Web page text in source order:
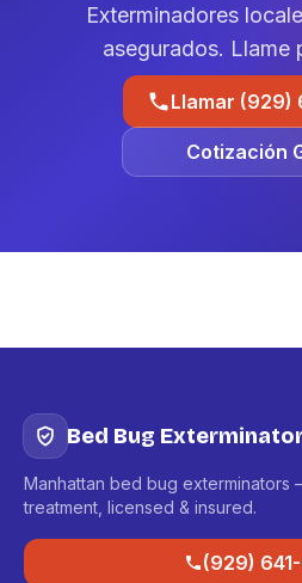
Exterminadores
asegurados. Llame
Llamar (929)
Cotización
Bed Bug
Manhattan bed bug
treatment, licensed & insured.
(929)